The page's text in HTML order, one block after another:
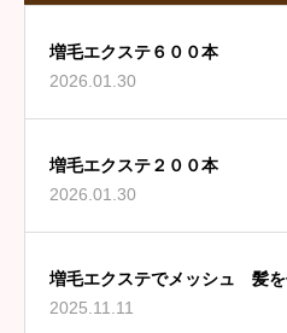
増毛エクステ６００本
2026.01.30
増毛エクステ２００本
2026.01.30
増毛エクステでメッシュ 髪
す
2025.11.11